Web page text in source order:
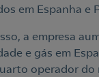
em Espanha e
a empresa
e gás em
operador do